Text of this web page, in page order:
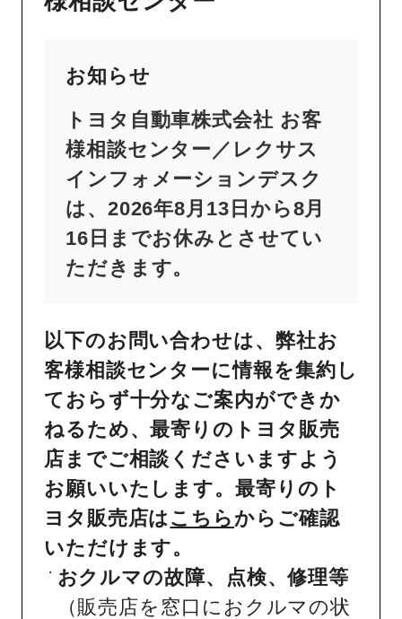
お知らせ
トヨタ自動車株式会社 お客
様相談センター／レクサス
インフォメーションデスク
は、2026年8月13日から8月
16日までお休みとさせてい
ただきます。
以下のお問い合わせは、弊社お
客様相談センターに情報を集約し
ておらず十分なご案内ができか
ねるため、最寄りのトヨタ販売
店までご相談くださいますよう
お願いいたします。最寄りのト
ヨタ販売店はこちら からご確認
いただけます。
おクルマの故障、点検、修理等
（販売店を窓口におクルマの状